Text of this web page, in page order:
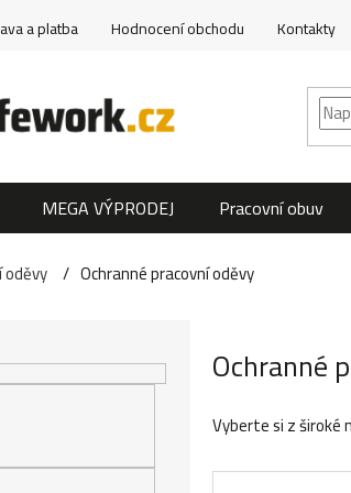
a platba Hodnocení obchodu Kontakty
MEGA VÝPRODEJ Pracovní obuv
oděvy Ochranné pracovní oděvy
Ochranné
Vyberte si z široké